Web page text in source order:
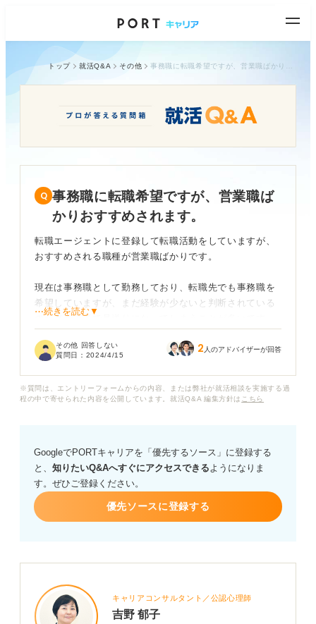
トップ 就活Q&A その他
事務職に転職希望ですが、営業職ば
かりおすすめされます。
転職エージェントに登録して転職活動をしていますが、
おすすめされる職種が営業職ばかりです。
現在は事務職として勤務しており、転職先でも事務職を
希望していますが、まだ経験が少ないと判断されている
のか書類選考で見送りになってしまうことが多いです。
事務職の前は接客や窓口業務を長く経験してきているた
密には少し毛色が違うイメージがあります。
⋯続きを読む▼
その他 回答しない
質問日： 2024/4/15 2 人のアドバイザーが回答
※質問は、エントリーフォームからの内容、または弊社が就活相談を実施する過
程の中で寄せられた内容を公開しています。就活Q&A 編集方針は こちら
GoogleでPORTキャリアを「優先するソース」に登録する
と、 知りたいQ&Aへすぐにアクセスできるようになりま
す。ぜひご登録ください。
優先ソースに登録する
キャリアコンサルタント／公認心理師
吉野 郁子